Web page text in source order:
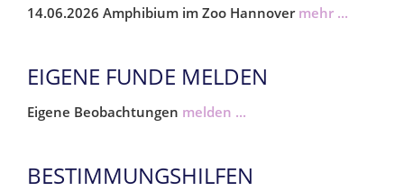
14.06.2026 Amphibium im Zoo Hannover mehr ...
EIGENE FUNDE MELDEN
Eigene Beobachtungen melden ...
BESTIMMUNGSHILFEN